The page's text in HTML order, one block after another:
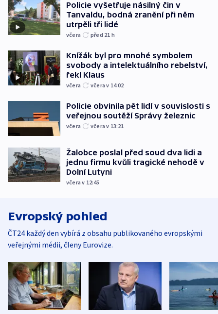
Policie vyšetřuje násilný čin v
Tanvaldu, bodná zranění při něm
utrpěli tři lidé
včera před 21 h
Knížák byl pro mnohé symbolem
svobody a intelektuálního rebelství,
řekl Klaus
včera včera v 14:02
Policie obvinila pět lidí v souvislosti s
veřejnou soutěží Správy železnic
včera včera v 13:21
Žalobce poslal před soud dva lidi a
jednu firmu kvůli tragické nehodě v
Dolní Lutyni
včera v 12:45
Evropský pohled
ČT24 každý den vybírá z obsahu publikovaného evropskými
veřejnými médii, členy Eurovize.